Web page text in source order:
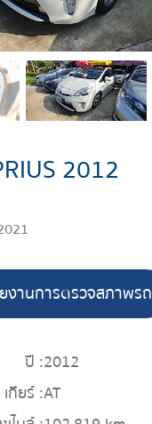
2012
งานการตรวจสภาพรถ
ปี :2012
เกียร์ :AT